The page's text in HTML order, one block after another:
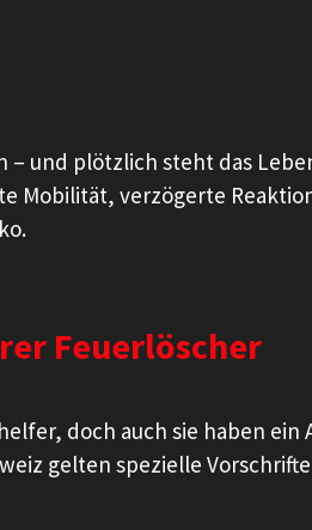
und plötzlich steht das
Mobilität, verzögerte
Feuerlöscher
doch auch sie haben
gelten spezielle